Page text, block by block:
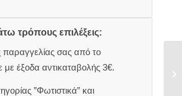
τρόπους επιλέξεις:
σας από το
έξοδα αντικαταβολής 3€.
”Φωτιστικά” και